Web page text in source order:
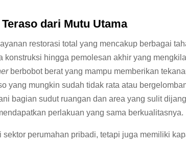
dari Mutu Utama
restorasi total yang mencakup berbagai
konstruksi hingga pemolesan akhir yang
berbobot berat yang mampu memberikan
yang mungkin sudah tidak rata atau
bagian sudut ruangan dan area yang sulit
perlakuan yang sama berkualitasnya.
sektor perumahan pribadi, tetapi juga memiliki